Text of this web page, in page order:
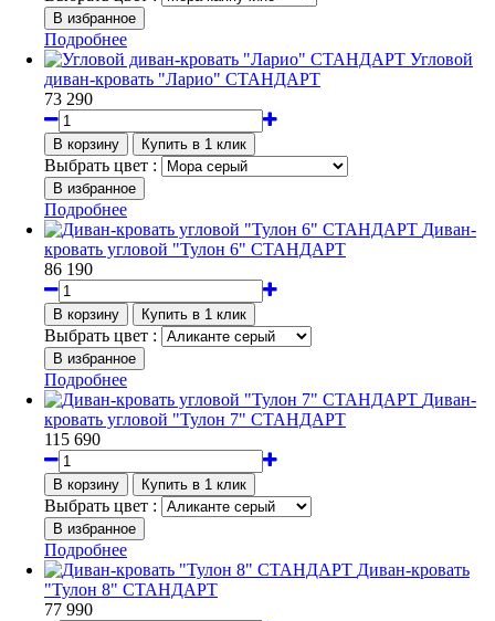
Подробнее
Угловой
диван-кровать "Ларио" СТАНДАРТ
73 290
Выбрать цвет :
Подробнее
Диван-
кровать угловой "Тулон 6" СТАНДАРТ
86 190
Выбрать цвет :
Подробнее
Диван-
кровать угловой "Тулон 7" СТАНДАРТ
115 690
Выбрать цвет :
Подробнее
Диван-кровать
"Тулон 8" СТАНДАРТ
77 990